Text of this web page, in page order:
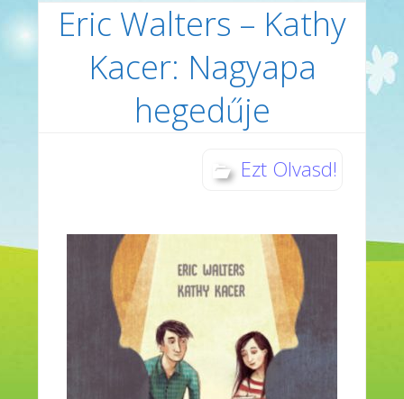
Eric Walters – Kathy
Kacer: Nagyapa
hegedűje
Ezt Olvasd!